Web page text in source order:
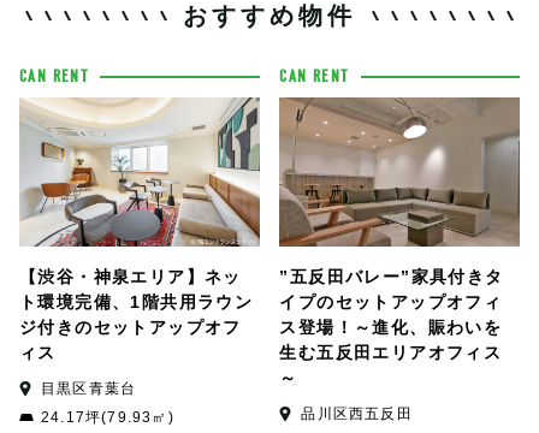
おすすめ物件
CAN RENT
【渋谷・神泉エリア】ネッ
ト環境完備、1階共用ラウン
ジ付きのセットアップオフ
ィス
目黒区青葉台
24.17坪(79.93㎡)
CAN RENT
”五反田バレー”家具付きタ
イプのセットアップオフィ
ス登場！～進化、賑わいを
生む五反田エリアオフィス
～
品川区西五反田